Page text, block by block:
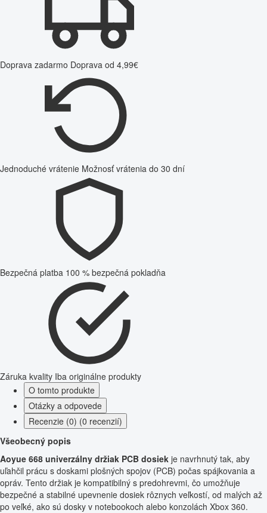
Doprava zadarmo Doprava od 4,99€
Jednoduché vrátenie Možnosť vrátenia do 30 dní
Bezpečná platba 100 % bezpečná pokladňa
Záruka kvality Iba originálne produkty
O tomto produkte
Otázky a odpovede
Recenzie (0) (0 recenzií)
Všeobecný popis
Aoyue 668 univerzálny držiak PCB dosiek je navrhnutý tak, aby
uľahčil prácu s doskami plošných spojov (PCB) počas spájkovania a
opráv. Tento držiak je kompatibilný s predohrevmi, čo umožňuje
bezpečné a stabilné upevnenie dosiek rôznych veľkostí, od malých až
po veľké, ako sú dosky v notebookoch alebo konzolách Xbox 360.